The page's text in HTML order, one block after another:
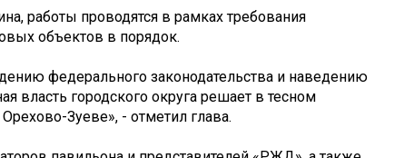
работы проводятся в рамках требования
объектов в порядок.
федерального законодательства и наведению
власть городского округа решает в тесном
Зуеве», - отметил глава.